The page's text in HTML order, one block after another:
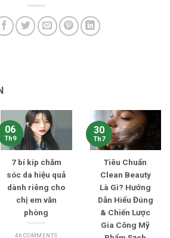
7 bí kíp chăm
sóc da hiệu quả
dành riêng cho
chị em văn
phòng
46 COMMENTS
06
Th9
Tiêu Chuẩn
Clean Beauty
Là Gì? Hướng
Dẫn Hiểu Đúng
& Chiến Lược
Gia Công Mỹ
30
Th7